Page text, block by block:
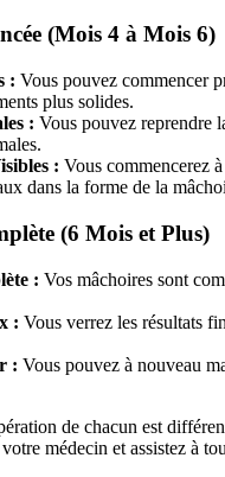
(Mois 4 à Mois 6)
: Vous pouvez commencer
plus solides.
: Vous pouvez reprendre
: Vous commencerez
dans la forme de la
(6 Mois et Plus)
: Vos mâchoires sont
: Vous verrez les résultats
: Vous pouvez à nouveau
de chacun est
médecin et assistez à